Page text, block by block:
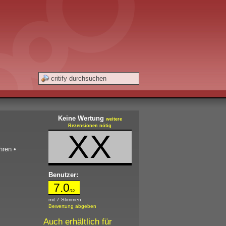
•
Keine Wertung weitere
Rezensionen nötig
XX
Benutzer:
7.0/10
mit 7 Stimmen
Bewertung abgeben
Auch erhältlich für